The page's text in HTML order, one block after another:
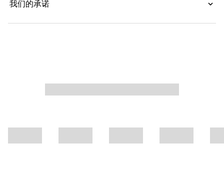
我们的承诺